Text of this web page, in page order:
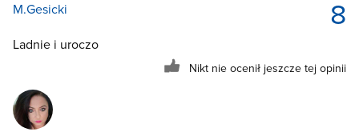
8
M.Gesicki
Ladnie i uroczo
Nikt nie ocenił jeszcze tej opinii